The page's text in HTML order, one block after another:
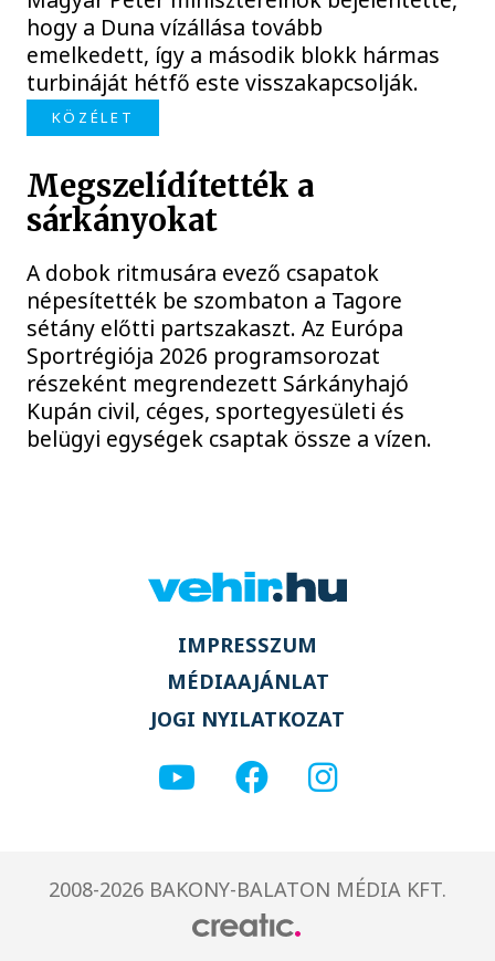
hogy a Duna vízállása tovább
emelkedett, így a második blokk hármas
turbináját hétfő este visszakapcsolják.
KÖZÉLET
Megszelídítették a
sárkányokat
A dobok ritmusára evező csapatok
népesítették be szombaton a Tagore
sétány előtti partszakaszt. Az Európa
Sportrégiója 2026 programsorozat
részeként megrendezett Sárkányhajó
Kupán civil, céges, sportegyesületi és
belügyi egységek csaptak össze a vízen.
IMPRESSZUM
MÉDIAAJÁNLAT
JOGI NYILATKOZAT
2008-2026 BAKONY-BALATON MÉDIA KFT.